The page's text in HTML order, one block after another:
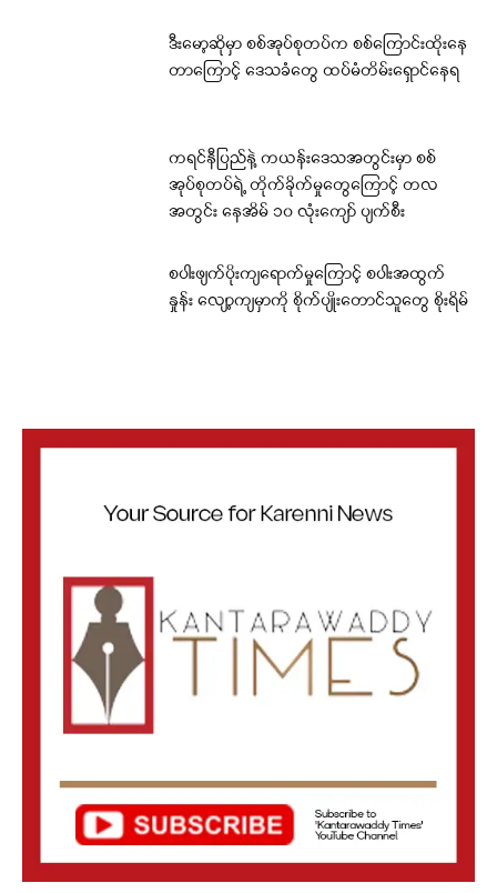
ဒီးမော့ဆိုမှာ စစ်အုပ်စုတပ်က စစ်ကြောင်းထိုးနေ
တာကြောင့် ဒေသခံတွေ ထပ်မံတိမ်းရှောင်နေရ
ကရင်နီပြည်နဲ့ ကယန်းဒေသအတွင်းမှာ စစ်
အုပ်စုတပ်ရဲ့ တိုက်ခိုက်မှုတွေကြောင့် တလ
အတွင်း နေအိမ် ၁၀ လုံးကျော် ပျက်စီး
စပါးဖျက်ပိုးကျရောက်မှုကြောင့် စပါးအထွက်
နှုန်း လျော့ကျမှာကို စိုက်ပျိုးတောင်သူတွေ စိုးရိမ်